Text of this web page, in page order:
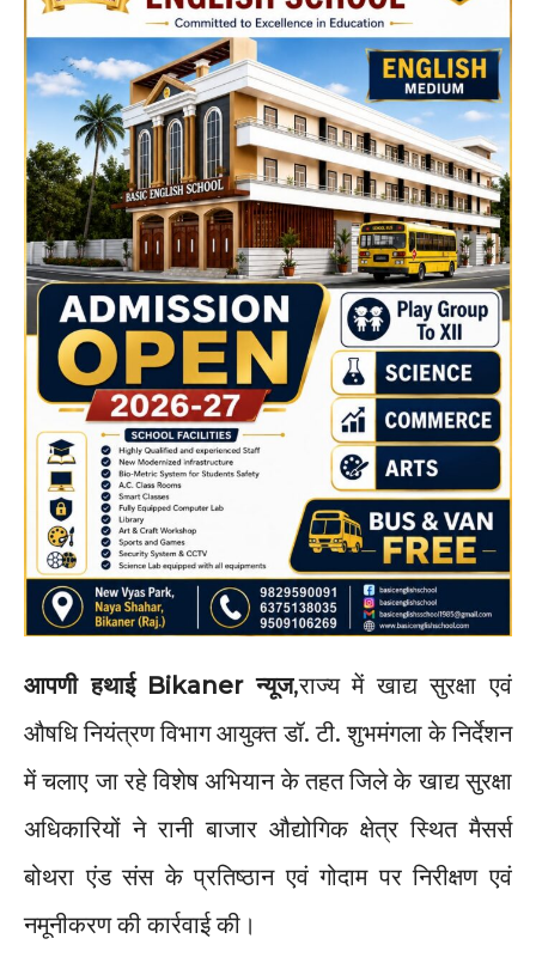
आपणी हथाई Bikaner न्यूज,राज्य में खाद्य सुरक्षा एवं
औषधि नियंत्रण विभाग आयुक्त डॉ. टी. शुभमंगला के निर्देशन
में चलाए जा रहे विशेष अभियान के तहत जिले के खाद्य सुरक्षा
अधिकारियों ने रानी बाजार औद्योगिक क्षेत्र स्थित मैसर्स
बोथरा एंड संस के प्रतिष्ठान एवं गोदाम पर निरीक्षण एवं
नमूनीकरण की कार्रवाई की।